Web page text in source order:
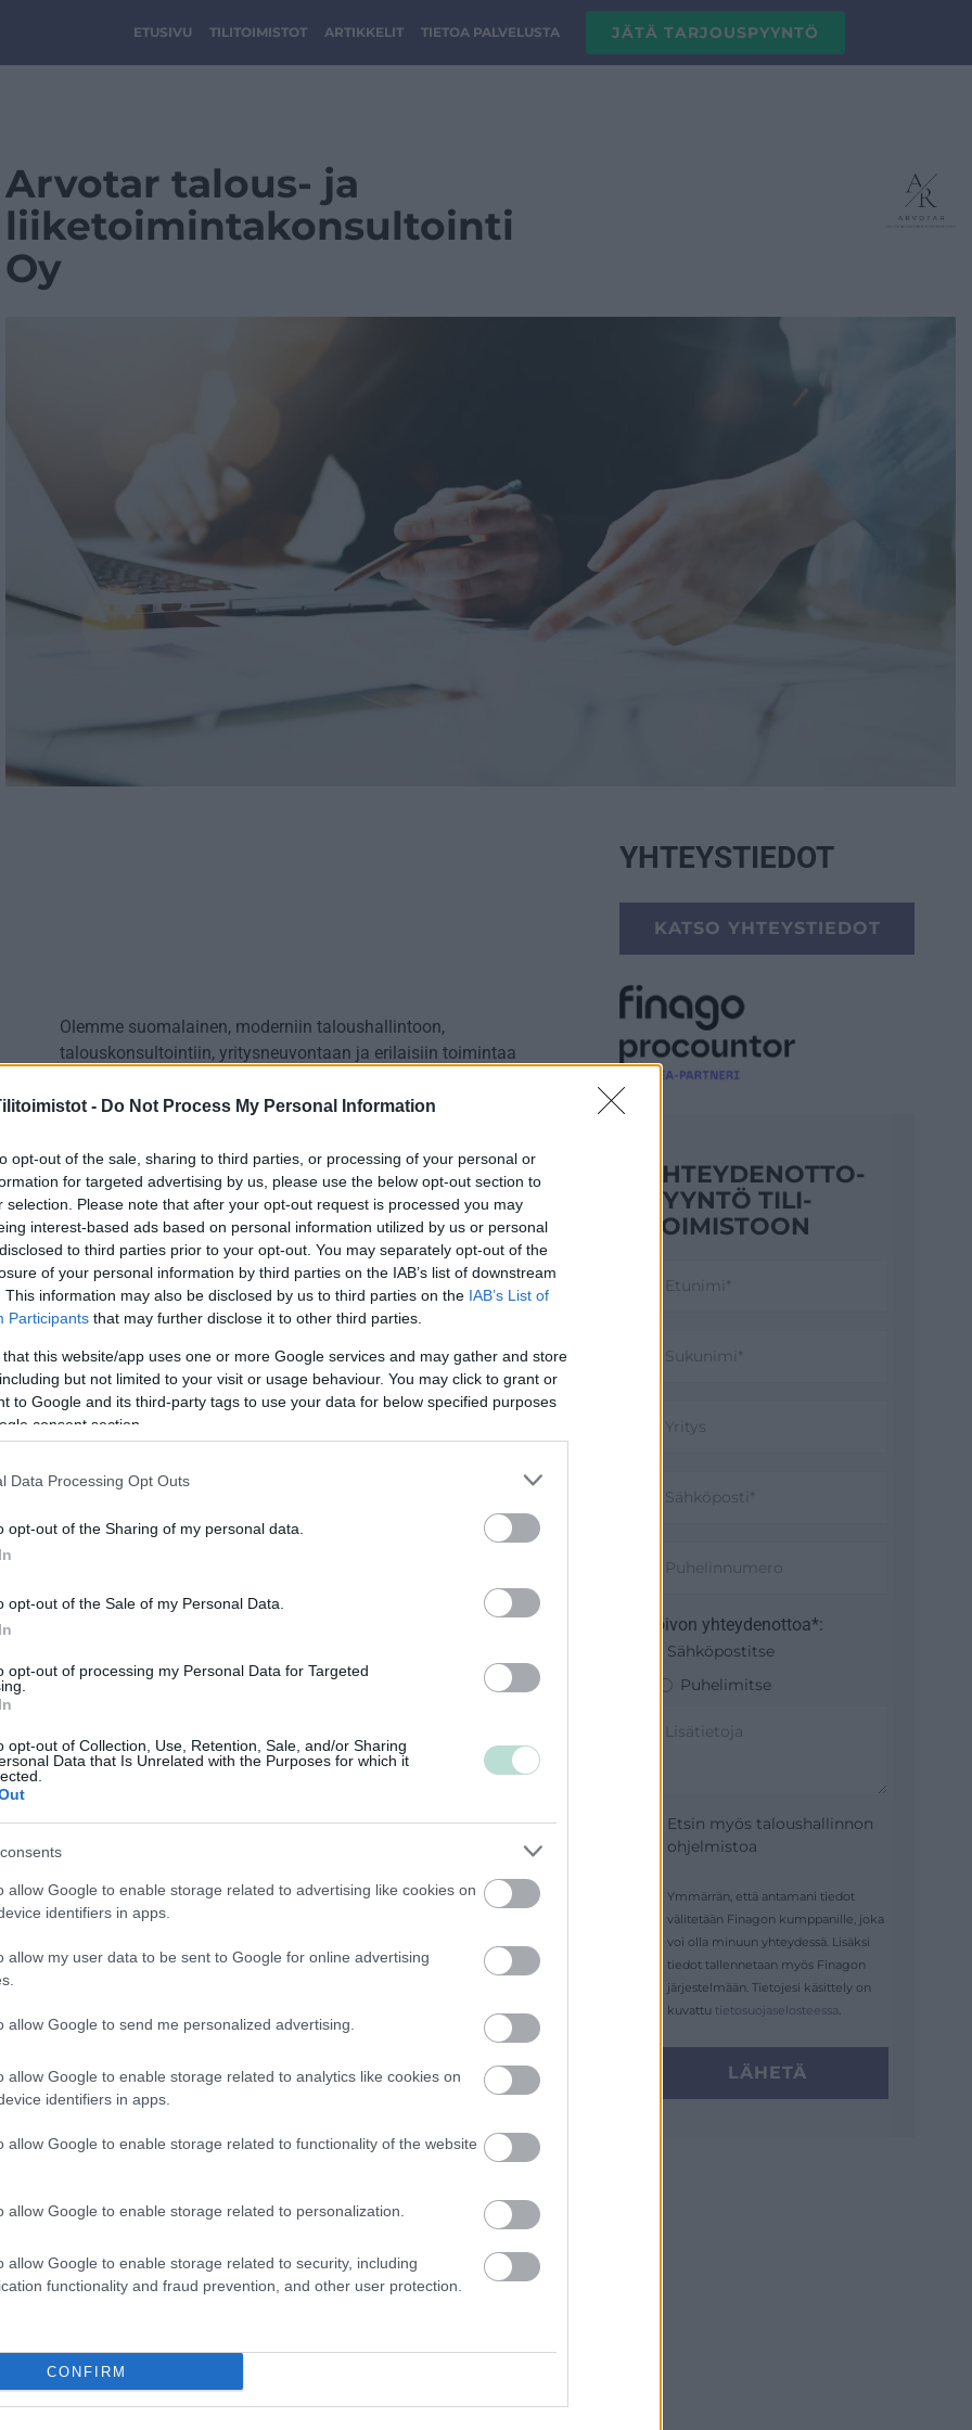
- Do Not Process My Personal Information
opt-out of the sale, sharing to third parties, or processing of your personal or
for targeted advertising by us, please use the below opt-out section to
selection. Please note that after your opt-out request is processed you may
interest-based ads based on personal information utilized by us or personal
to third parties prior to your opt-out. You may separately opt-out of the
of your personal information by third parties on the IAB’s list of downstream
This information may also be disclosed by us to third parties on the IAB’s List of
Participants that may further disclose it to other third parties.
that this website/app uses one or more Google services and may gather and store
but not limited to your visit or usage behaviour. You may click to grant or
to Google and its third-party tags to use your data for below specified purposes
consent section.
Data Processing Opt Outs
opt-out of the Sharing of my personal data.
opt-out of the Sale of my Personal Data.
opt-out of processing my Personal Data for Targeted
opt-out of Collection, Use, Retention, Sale, and/or Sharing
Data that Is Unrelated with the Purposes for which it
allow Google to enable storage related to advertising like cookies on
identifiers in apps.
allow my user data to be sent to Google for online advertising
allow Google to send me personalized advertising.
allow Google to enable storage related to analytics like cookies on
identifiers in apps.
allow Google to enable storage related to functionality of the website
allow Google to enable storage related to personalization.
allow Google to enable storage related to security, including
functionality and fraud prevention, and other user protection.
CONFIRM
ETUSIVU TILITOIMISTOT ARTIKKELIT TIETOA PALVELUSTA JÄTÄ TARJOUSPYYNTÖ
Arvotar talous- ja
liiketoimintakonsultointi
Oy
Olemme suomalainen, moderniin taloushallintoon,
talouskonsultointiin, yritysneuvontaan ja erilaisiin toimintaa
ja keskisuuria yrityksiä Suomessa sijainnistasi riippumatta.
liiketoimintasi vaiheessa.
Tarjoamme kattavat taloushallinnon palvelut joustavasti ja
asiantuntevasti – aina asiakkaan tarpeita ja tavoitteita
kuunnellen.
Olipa kyse kirjanpidosta, palkanlaskennasta, verosuunnittelusta
tai talousneuvonnasta, palvelumme mukautuvat yrityksesi
tilanteeseen ja tukevat liiketoimintasi kehitystä.
Meille taloushallinto ei ole vain numeroita – se on
kumppanuutta, jossa ymmärrämme asiakkaan liiketoiminnan
kokonaisuuden ja rakennamme ratkaisuja, jotka auttavat
palvelumme aina läpinäkyvästi, jotta asiakas tietää missä
Palvelukielet
Englanti
Yhtiökoko
Keskikokoiset
Yhtiömuodot
Yksityinen osakeyhtiö
Toiminimi
Toimiala
Informaatio ja viestintä
Julkinen hallinto
Palveluliiketoiminta
Terveys- ja sosiaalipalvelut
Yhdistykset ja järjestöt
Urheiluseurat
Sijoitustoiminta
YHTEYSTIEDOT
KATSO YHTEYSTIEDOT
YHTEYDENOTTO­
PYYNTÖ TILI­
TOIMISTOON
Toivon yhteydenottoa*:
Sähköpostitse
Puhelimitse
Etsin myös taloushallinnon
ohjelmistoa
Ymmärrän, että antamani tiedot
välitetään Finagon kumppanille, joka
voi olla minuun yhteydessä. Lisäksi
tiedot tallennetaan myös Finagon
järjestelmään. Tietojesi käsittely on
kuvattu tietosuojaselosteessa
LÄHETÄ